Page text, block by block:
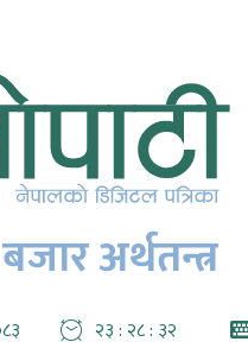
बजार अर्थतन्त्र
२३ : २८ : ३४